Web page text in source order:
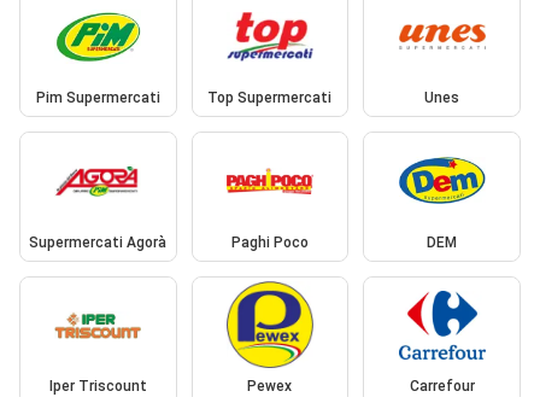
Pim Supermercati Top Supermercati Unes
Supermercati Agorà Paghi Poco DEM
Iper Triscount Pewex Carrefour